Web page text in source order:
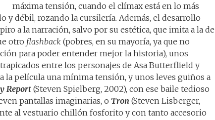
máxima tensión, cuando el clímax está en lo más
y débil, rozando la cursilería. Además, el desarrollo
a la narración, salvo por su estética, que imita a la de
otro flashback (pobres, en su mayoría, ya que no
para poder entender mejor la historia), unos
entre los personajes de Asa Butterflield y
la película una mínima tensión, y unos leves guiños a
Report (Steven Spielberg, 2002), con ese baile tedioso
pantallas imaginarias, o Tron (Steven Lisberger,
al vestuario chillón fosforito y con tanto accesorio